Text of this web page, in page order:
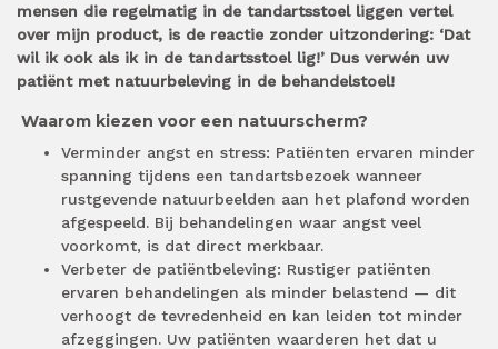
mensen die regelmatig in de tandartsstoel liggen vertel
over mijn product, is de reactie zonder uitzondering: ‘Dat
wil ik ook als ik in de tandartsstoel lig!’ Dus verwén uw
patiënt met natuurbeleving in de behandelstoel!
Waarom kiezen voor een natuurscherm?
Verminder angst en stress: Patiënten ervaren minder
spanning tijdens een tandartsbezoek wanneer
rustgevende natuurbeelden aan het plafond worden
afgespeeld. Bij behandelingen waar angst veel
voorkomt, is dat direct merkbaar.
Verbeter de patiëntbeleving: Rustiger patiënten
ervaren behandelingen als minder belastend — dit
verhoogt de tevredenheid en kan leiden tot minder
afzeggingen. Uw patiënten waarderen het dat u